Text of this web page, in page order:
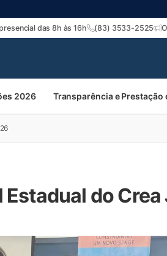
das 8h às 16h (83) 3533-2525
2026 Transparência e Prestação
do Crea